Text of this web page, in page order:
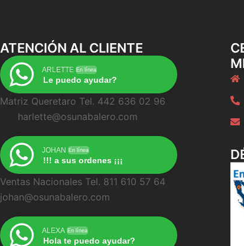
ATENCIÓN AL CLIENTE
ARLETTE En línea
Le puedo ayudar?
Matriz Queretaro Tel. 442 636 02 96
harlette@osunabalero.com
JOHAN En línea
!!! a sus ordenes ¡¡¡
Ventas Nacionales Tel. 811 610 57 64
johan@osunabalero.com
ALEXA En línea
Hola te puedo ayudar?